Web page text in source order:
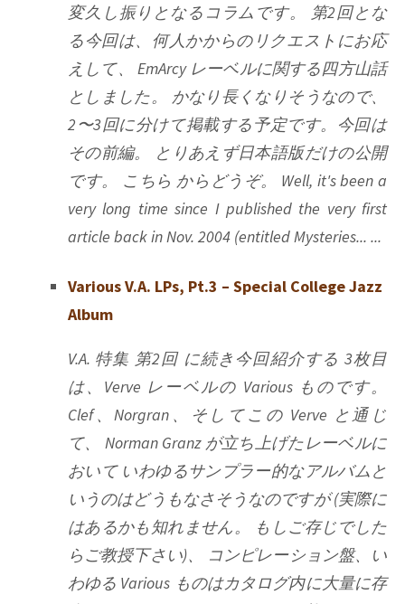
変久し振りとなるコラムです。 第2回とな
る今回は、何人かからのリクエストにお応
えして、 EmArcy レーベルに関する四方山話
としました。 かなり長くなりそうなので、
2〜3回に分けて掲載する予定です。今回は
その前編。 とりあえず日本語版だけの公開
です。 こちら からどうぞ。 Well, it's been a
very long time since I published the very first
article back in Nov. 2004 (entitled Mysteries... ...
Various V.A. LPs, Pt.3 – Special College Jazz
Album
V.A. 特集 第2回 に続き今回紹介する 3枚目
は、Verve レーベルの Various ものです。
Clef、Norgran、そしてこの Verve と通じ
て、 Norman Granz が立ち上げたレーベルに
おいて いわゆるサンプラー的なアルバムと
いうのはどうもなさそうなのですが (実際に
はあるかも知れません。 もしご存じでした
らご教授下さい)、 コンピレーション盤、い
わゆる Various ものはカタログ内に大量に存